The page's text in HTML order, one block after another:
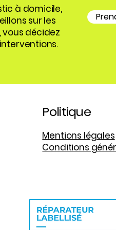
à domicile,
sur les
vous décidez
Politique
Mentions légales
Conditions